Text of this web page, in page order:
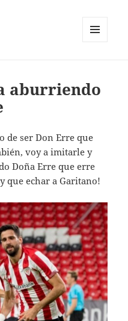
aburriendo
de ser Don Erre que
voy a imitarle y
Doña Erre que erre
que echar a Garitano!